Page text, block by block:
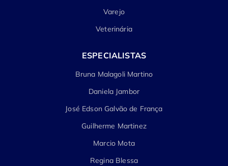
Varejo
Veterinária
ESPECIALISTAS
Bruna Malagoli Martino
Daniela Jambor
José Edson Galvão de França
Guilherme Martinez
Marcio Mota
Regina Blessa